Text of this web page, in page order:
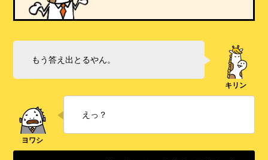
もう答え出とるやん。
えっ？